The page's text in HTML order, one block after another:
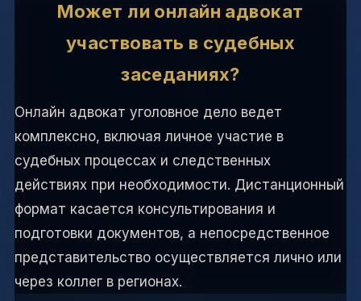
Может ли онлайн адвокат
участвовать в судебных
заседаниях?
Онлайн адвокат уголовное дело ведет
комплексно, включая личное участие в
судебных процессах и следственных
действиях при необходимости. Дистанционный
формат касается консультирования и
подготовки документов, а непосредственное
представительство осуществляется лично или
через коллег в регионах.